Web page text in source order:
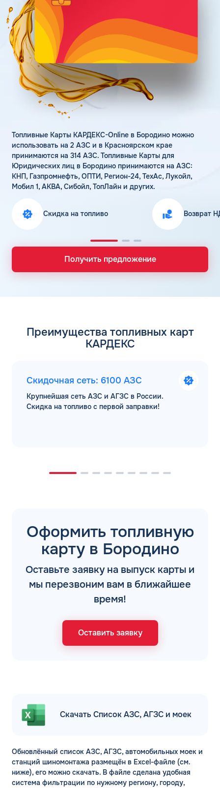
Статьи
Цена бензина и ДТ
Личный кабинет
Карта АЗС
Получить консультацию
Топливные Карты КАРДЕКС-Online в Бородино можно
использовать на 2 АЗС и в Красноярском крае
принимаются на 314 АЗС. Топливные Карты для
Юридических лиц в Бородино принимаются на АЗС:
КНП, Газпромнефть, ОПТИ, Регион-24, ТехАс, Лукойл,
Мобил 1, АКВА, Сибойл, ТопЛайн и других.
Скидка на топливо Возврат
Получить предложение
Преимущества топливных карт
КАРДЕКС
Скидочная сеть: 6100 АЗС
Крупнейшая сеть АЗС и АГЗС в России.
Скидка на топливо с первой заправки!
Оформить топливную
карту в Бородино
Оставьте заявку на выпуск карты и
мы перезвоним вам в ближайшее
время!
Оставить заявку
Скачать Список АЗС, АГЗС и моек
Обновлённый список АЗС, АГЗС, автомобильных моек и
станций шиномонтажа размещён в Excel-файле (см.
ниже), его можно скачать. В файле сделана удобная
система фильтрации по нужному региону, городу,